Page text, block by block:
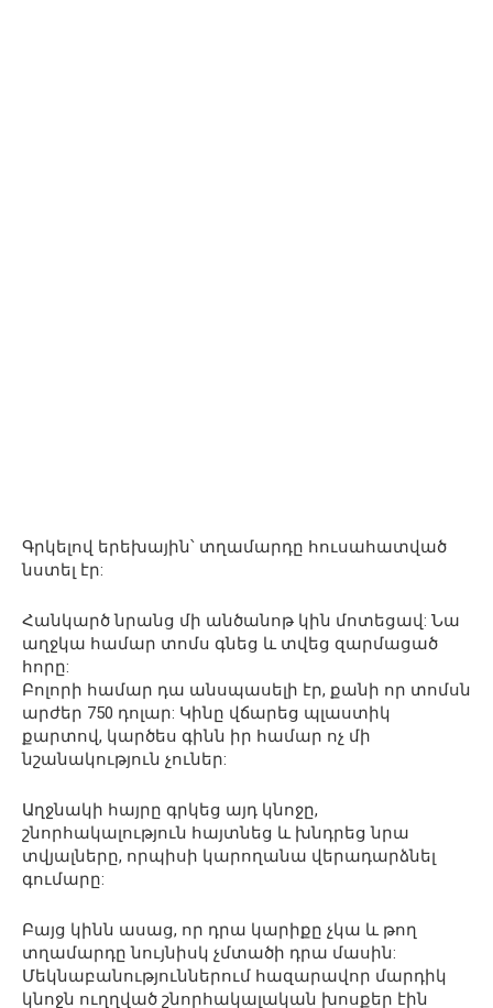
Գրկելով երեխային՝ տղամարդը հուսահատված
նստել էր:
Հանկարծ նրանց մի անծանոթ կին մոտեցավ: Նա
աղջկա համար տոմս գնեց և տվեց զարմացած
հորը:
Բոլորի համար դա անսպասելի էր, քանի որ տոմսն
արժեր 750 դոլար: Կինը վճարեց պլաստիկ
քարտով, կարծես գինն իր համար ոչ մի
նշանակություն չուներ:
Աղջնակի հայրը գրկեց այդ կնոջը,
շնորհակալություն հայտնեց և խնդրեց նրա
տվյալները, որպիսի կարողանա վերադարձնել
գումարը:
Բայց կինն ասաց, որ դրա կարիքը չկա և թող
տղամարդը նույնիսկ չմտածի դրա մասին:
Մեկնաբանություններում հազարավոր մարդիկ
կնոջն ուղղված շնորհակալական խոսքեր էին